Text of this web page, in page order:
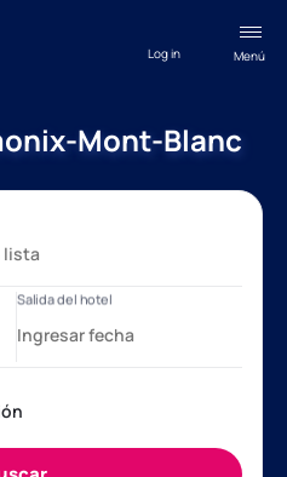
Menú
Log in
Mont-Blanc